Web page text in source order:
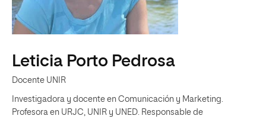
Leticia Porto Pedrosa
Docente UNIR
Investigadora y docente en Comunicación y Marketing.
Profesora en URJC, UNIR y UNED. Responsable de